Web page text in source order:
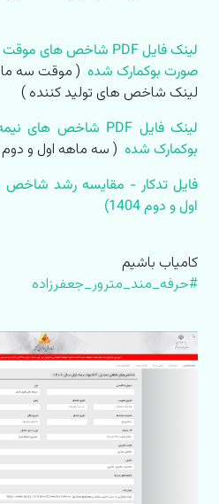
صورت بوکمارک شده
لینک شاخص های تولید کننده )
بوکمارک شده ( سه ماهه اول و دوم 1404 )
فایل تدکار - مقایسه رشد
اول و دوم 1404)
کامیاب باشیم
#حرفه_مند_مترور_جعفرزاده